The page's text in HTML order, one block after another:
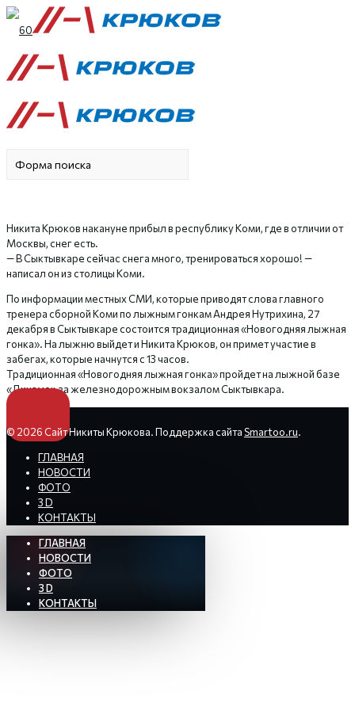
Никита Крюков накануне прибыл в республику Коми, где в отличии от
Москвы, снег есть.
— В Сыктывкаре сейчас снега много, тренироваться хорошо! —
написал он из столицы Коми.
По информации местных СМИ, которые приводят слова главного
тренера сборной Коми по лыжным гонкам Андрея Нутрихина, 27
декабря в Сыктывкаре состоится традиционная «Новогодняя лыжная
гонка». На лыжню выйдет и Никита Крюков, он примет участие в
забегах, которые начнутся с 13 часов.
Традиционная «Новогодняя лыжная гонка» пройдет на лыжной базе
«Динамо» за железнодорожным вокзалом Сыктывкара.
© 2026 Сайт Никиты Крюкова. Поддержка сайтаSmartoo.ru.
ГЛАВНАЯ
НОВОСТИ
ФОТО
3 D
КОНТАКТЫ
ГЛАВНАЯ
НОВОСТИ
ФОТО
3 D
КОНТАКТЫ